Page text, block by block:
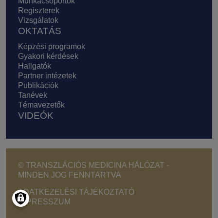
Regiszterek
Vizsgálatok
OKTATÁS
Képzési programok
Gyakori kérdések
Hallgatók
Partner intézetek
Publikációk
Tanévek
Témavezetők
VIDEÓK
© TRANSZLÁCIÓS MEDICINA HÁLÓZAT -
MINDEN JOG FENNTARTVA
Footer - Copyright menu
ADATKEZELÉSI TÁJÉKOZTATÓ
IMPRESSZUM